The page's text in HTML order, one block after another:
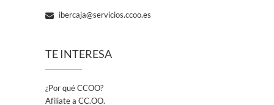
ibercaja@servicios.ccoo.es
TE INTERESA
¿Por qué CCOO?
Afíliate a CC.OO.